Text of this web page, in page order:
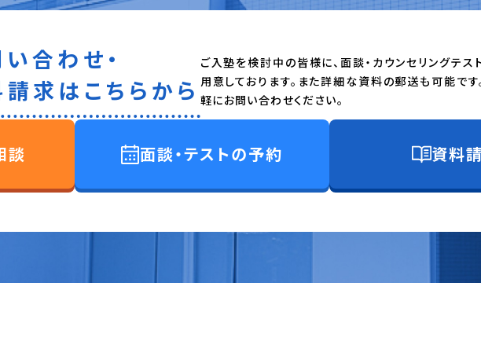
合わせ・
求はこちらから
ご入塾を検討中の皆様に、面談・カウンセリングテス
用意しております。また詳細な資料の郵送も可能です
軽にお問い合わせください。
談 面談・テストの予約 資料